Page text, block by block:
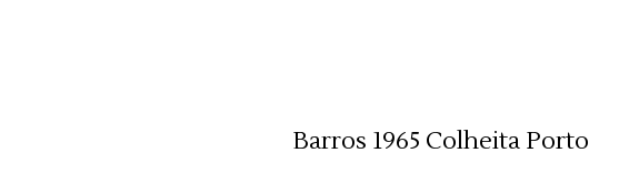
Barros 1965 Colheita Porto